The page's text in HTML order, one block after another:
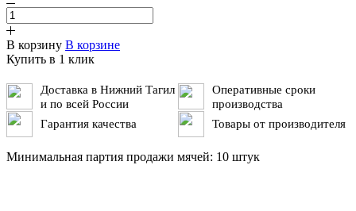
В корзину В корзине
Купить в 1 клик
Доставка в Нижний Тагил
и по всей России
Оперативные сроки
производства
Гарантия качества
Товары от производителя
Минимальная партия продажи мячей: 10 штук